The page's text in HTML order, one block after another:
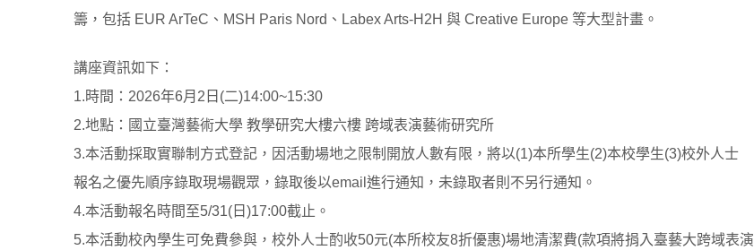
籌，包括 EUR ArTeC、MSH Paris Nord、Labex Arts-H2H 與 Creative Europe 等大型計畫。
講座資訊如下：
1.時間：2026年6月2日(二)14:00~15:30
2.地點：國立臺灣藝術大學 教學研究大樓六樓 跨域表演藝術研究所
3.本活動採取實聯制方式登記，因活動場地之限制開放人數有限，將以(1)本所學生(2)本校學生(3)校外人士
報名之優先順序錄取現場觀眾，錄取後以email進行通知，未錄取者則不另行通知。
4.本活動報名時間至5/31(日)17:00截止。
5.本活動校內學生可免費參與，校外人士酌收50元(本所校友8折優惠)場地清潔費(款項將捐入臺藝大跨域表演